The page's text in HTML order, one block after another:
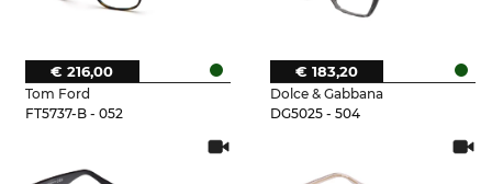
Tom Ford
FT5737-B - 052
€ 216,00
Dolce & Gabbana
DG5025 - 504
€ 183,20